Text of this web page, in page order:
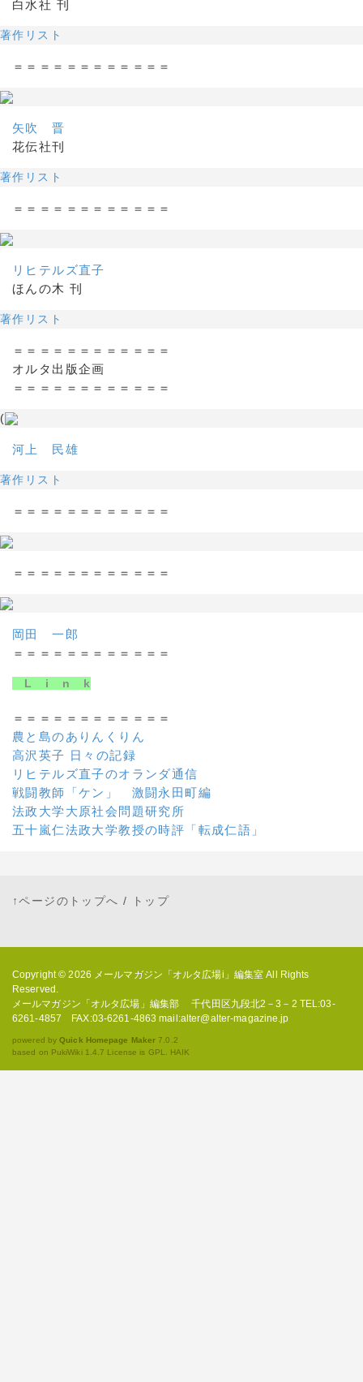
白水社 刊
著作リスト
＝＝＝＝＝＝＝＝＝＝＝＝
矢吹 晋
花伝社刊
著作リスト
＝＝＝＝＝＝＝＝＝＝＝＝
リヒテルズ直子
ほんの木 刊
著作リスト
＝＝＝＝＝＝＝＝＝＝＝＝
オルタ出版企画
＝＝＝＝＝＝＝＝＝＝＝＝
(
河上 民雄
著作リスト
＝＝＝＝＝＝＝＝＝＝＝＝
＝＝＝＝＝＝＝＝＝＝＝＝
岡田 一郎
＝＝＝＝＝＝＝＝＝＝＝＝
L i n k
＝＝＝＝＝＝＝＝＝＝＝＝
農と島のありんくりん
高沢英子 日々の記録
リヒテルズ直子のオランダ通信
戦闘教師「ケン」 激闘永田町編
法政大学大原社会問題研究所
五十嵐仁法政大学教授の時評「転成仁語」
↑ページのトップへ / トップ
Copyright © 2026 メールマガジン「オルタ広場i」編集室 All Rights
Reserved.
メールマガジン「オルタ広場」編集部 千代田区九段北2－3－2 TEL:03-
6261-4857 FAX:03-6261-4863 mail:alter@alter-magazine.jp
powered byQuick Homepage Maker 7.0.2
based on PukiWiki 1.4.7 License is GPL. HAIK